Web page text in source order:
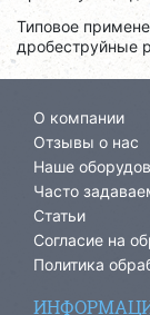
Типовое
дробеструйные
О компании
Отзывы о нас
Наше
Часто
Статьи
Согласие на
Политика